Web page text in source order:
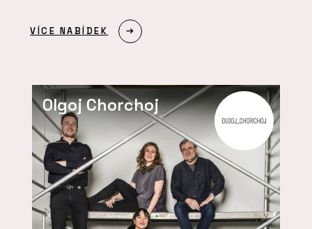
VÍCE NABÍDEK
Olgoj Chorchoj